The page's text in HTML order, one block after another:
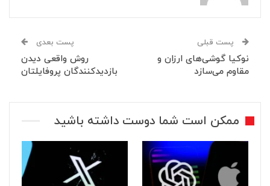
پست قبلی
نوکیا گوشی‌های ارزان و
مقاوم می‌سازد
پست بعدی
روش واقعی دیدن
بازدیدکنندگان پروفایلتان
ممکن است شما دوست داشته باشید